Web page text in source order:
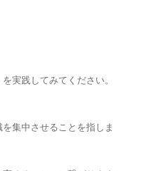
実践してみてください。
集中させることを指しま